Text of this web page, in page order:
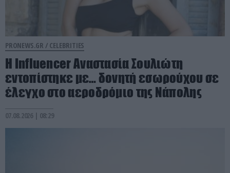
PRONEWS.GR / CELEBRITIES
Η Ιnfluencer Αναστασία Σουλιώτη
εντοπίστηκε με… δονητή εσωρούχου σε
έλεγχο στο αεροδρόμιο της Νάπολης
07.08.2026 | 08:29